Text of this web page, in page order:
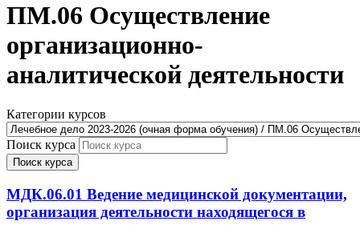
ПМ.06 Осуществление
организационно-
аналитической деятельности
Категории курсов
Поиск курса
Поиск курса
МДК.06.01 Ведение медицинской документации,
организация деятельности находящегося в